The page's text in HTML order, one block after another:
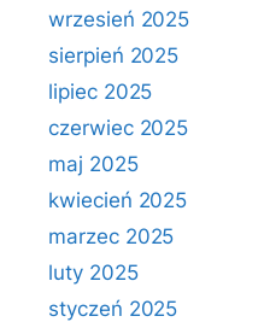
wrzesień 2025
sierpień 2025
lipiec 2025
czerwiec 2025
maj 2025
kwiecień 2025
marzec 2025
luty 2025
styczeń 2025